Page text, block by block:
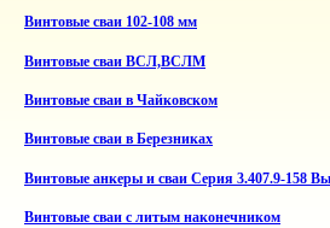
Винтовые сваи 102-108 мм
Винтовые сваи ВСЛ,ВСЛМ
Винтовые сваи в Чайковском
Винтовые сваи в Березниках
Винтовые анкеры и сваи Серия 3.407.9-158
Винтовые сваи с литым наконечником